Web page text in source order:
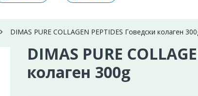
DIMAS PURE COLLAGEN PEPTIDES Говедски колаген
DIMAS PURE
колаген 300g